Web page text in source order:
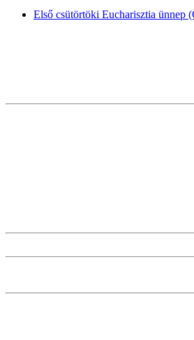
Első csütörtöki Eucharisztia ünnep